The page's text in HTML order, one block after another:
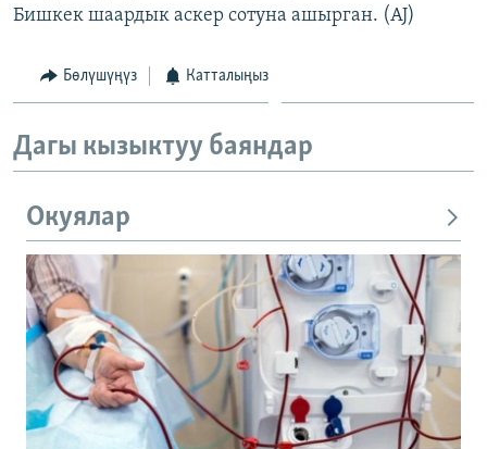
Бишкек шаардык аскер сотуна ашырган. (AJ)
Бөлүшүңүз Катталыңыз
Дагы кызыктуу баяндар
Окуялар